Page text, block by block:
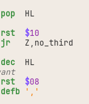
pop
HL
rst
$10
jr
Z , no_third
dec
HL
rst
$08
defb
','